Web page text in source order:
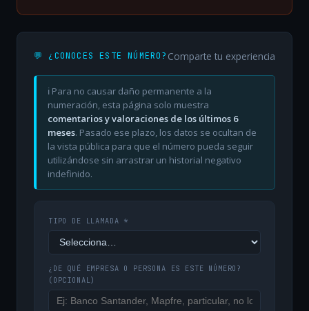
💬 ¿CONOCES ESTE NÚMERO? Comparte tu experiencia
ℹ️ Para no causar daño permanente a la
numeración, esta página solo muestra
comentarios y valoraciones de los últimos 6
meses. Pasado ese plazo, los datos se ocultan de
la vista pública para que el número pueda seguir
utilizándose sin arrastrar un historial negativo
indefinido.
TIPO DE LLAMADA *
¿DE QUÉ EMPRESA O PERSONA ES ESTE NÚMERO?
(OPCIONAL)